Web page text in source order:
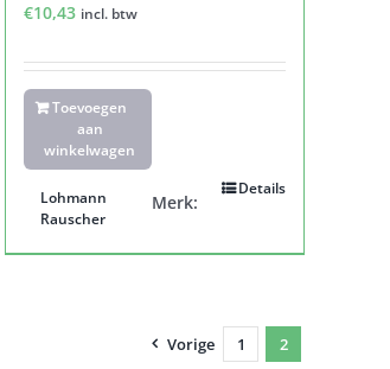
€10,43 incl. btw
Toevoegen
aan
winkelwagen
Details
Merk:
Lohmann
Rauscher
Vorige 1 2